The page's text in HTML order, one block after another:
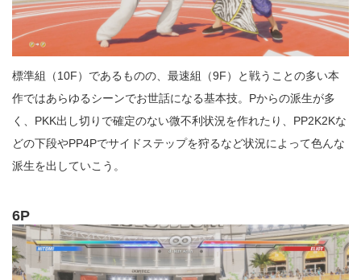
標準組（10F）であるものの、最速組（9F）と戦うことの多い本
作ではあらゆるシーンでお世話になる基本技。Pからの派生が多
く、PKK出し切りで確定のない微不利状況を作れたり、PP2K2Kな
どの下段やPP4Pでサイドステップを狩るなど状況によって色んな
派生を出していこう。
6P